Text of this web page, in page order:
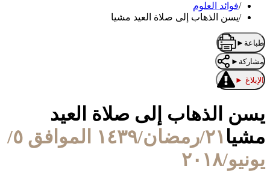
/فوائد العلوم
/يسن الذهاب إلى صلاة العيد مشيا
طباعة ►
مشاركة ►
الإبلاغ ►
يسن الذهاب إلى صلاة العيد
مشيا
٢١/رمضان/١٤٣٩ الموافق ٥/
يونيو/٢٠١٨